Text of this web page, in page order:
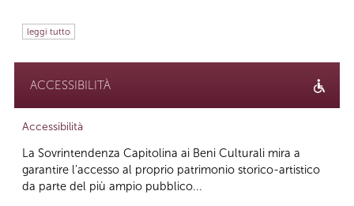
leggi tutto
ACCESSIBILITÀ
Accessibilità
La Sovrintendenza Capitolina ai Beni Culturali mira a
garantire l’accesso al proprio patrimonio storico-artistico
da parte del più ampio pubblico...